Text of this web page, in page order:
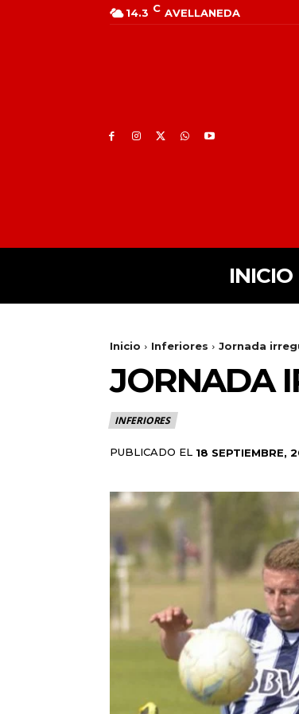
14.3 C AVELLANEDA
INICIO
Inicio Inferiores Jornada
JORNADA
INFERIORES
PUBLICADO EL 18 SEPTIEMBRE,